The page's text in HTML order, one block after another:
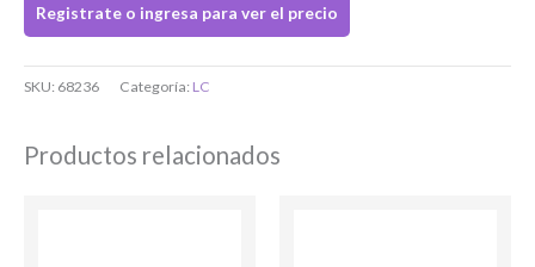
Registrate o ingresa para ver el precio
SKU: 68236 Categoría: LC
Productos relacionados